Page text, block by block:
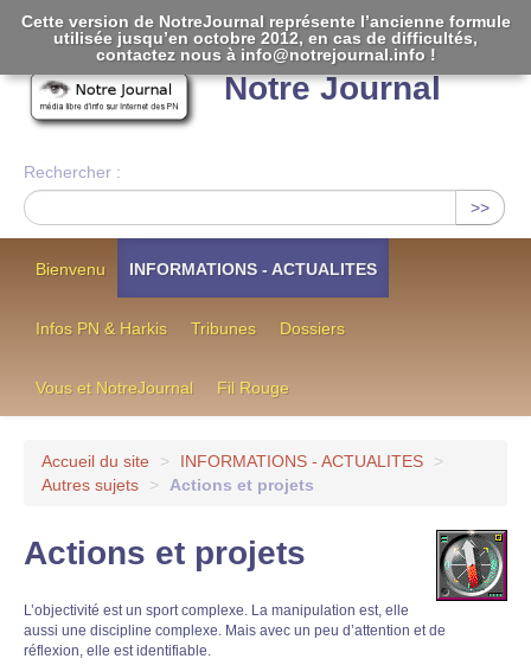
Notre Journal
Rechercher :
>>
Bienvenu INFORMATIONS - ACTUALITES
Infos PN & Harkis Tribunes Dossiers
Vous et NotreJournal Fil Rouge
Accueil du site > INFORMATIONS - ACTUALITES
>
Autres sujets
> Actions et projets
Actions et projets
L’objectivité est un sport complexe. La manipulation est, elle
aussi une discipline complexe. Mais avec un peu d’attention et de
réflexion, elle est identifiable.
Cette version de NotreJournal représente l’ancienne formule
utilisée jusqu’en octobre 2012, en cas de difficultés,
contactez nous à info@notrejournal.info !